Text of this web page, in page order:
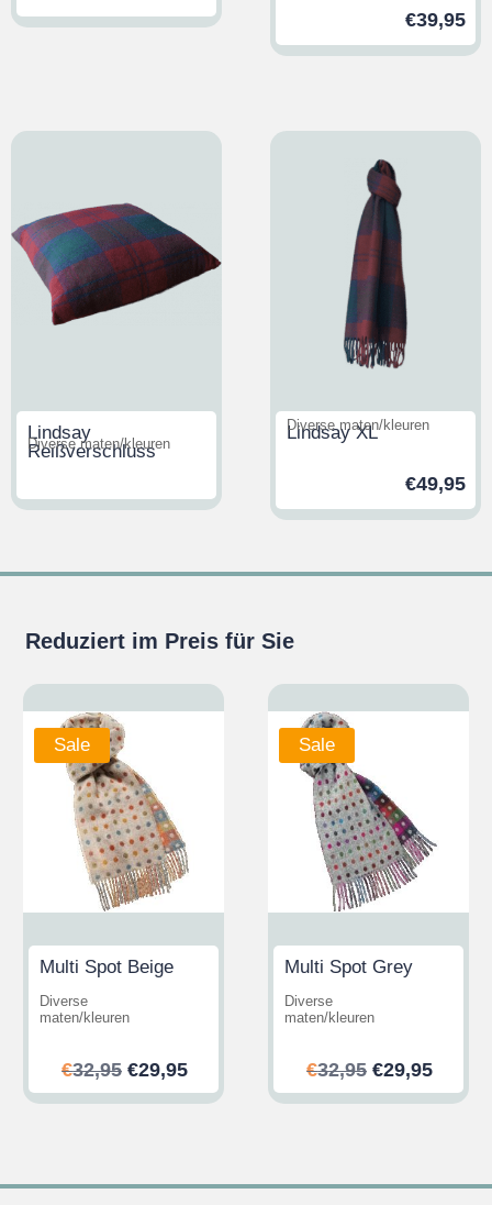
€39,95
Lindsay
Reißverschluss
Diverse maten/kleuren
Lindsay XL
Diverse maten/kleuren
€49,95
Reduziert im Preis für Sie
Sale
Multi Spot Beige
Diverse
maten/kleuren
€32,95 Ursprünglicher
Preis
€29,95Aktueller
Preis
Sale
Multi Spot Grey
Diverse
maten/kleuren
€32,95
Preis
€29,95
Preis